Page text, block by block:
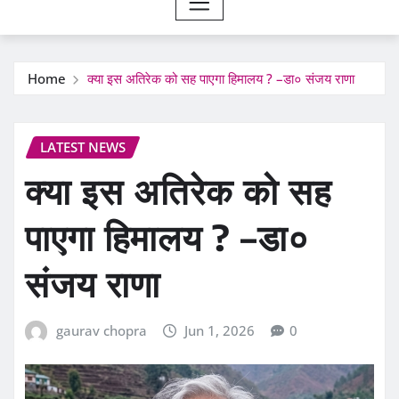
Home क्या इस अतिरेक को सह पाएगा हिमालय ? –डा० संजय राणा
LATEST NEWS
क्या इस अतिरेक को सह
पाएगा हिमालय ? –डा०
संजय राणा
gaurav chopra Jun 1, 2026 0